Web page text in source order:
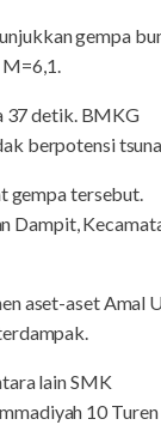
gempa
37 detik. BMKG
berpotensi
gempa tersebut.
Dampit,
aset-aset Amal
lain SMK
10 Turen